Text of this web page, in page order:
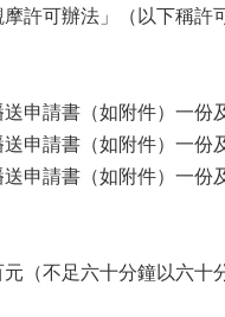
許可辦法」（以下稱許
申請書（如附件）一份
申請書（如附件）一份
申請書（如附件）一份
（不足六十分鐘以六